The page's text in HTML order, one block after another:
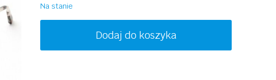
Na stanie
MCM162S
Dodaj do koszyka